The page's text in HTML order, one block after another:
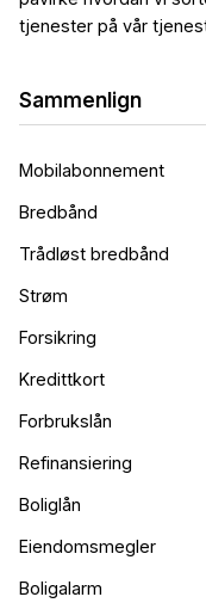
tjenester på vår
Sammenlign
Mobilabonnement
Bredbånd
Trådløst bredbånd
Strøm
Forsikring
Kredittkort
Forbrukslån
Refinansiering
Boliglån
Eiendomsmegler
Boligalarm